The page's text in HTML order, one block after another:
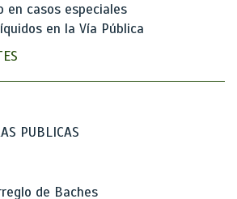
en casos especiales
en la Vía Pública
PUBLICAS
de Baches